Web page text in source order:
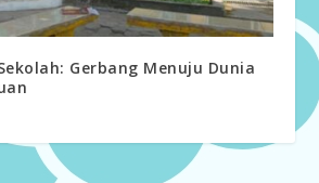
Gerbang Menuju Dunia